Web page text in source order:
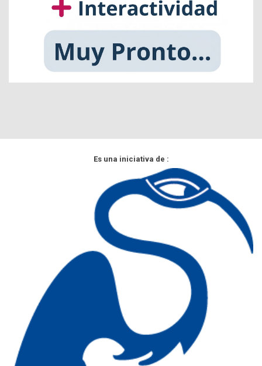
Es una iniciativa de :